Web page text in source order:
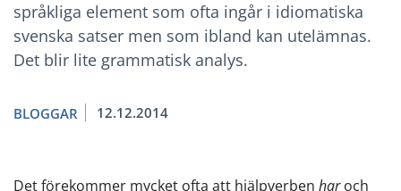
språkliga element som ofta ingår i idiomatiska
svenska satser men som ibland kan utelämnas.
Det blir lite grammatisk analys.
BLOGGAR 12.12.2014
Det förekommer mycket ofta att hjälpverben haroch